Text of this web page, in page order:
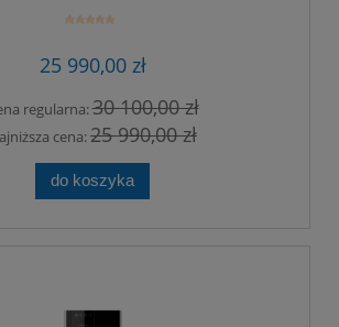
srebrny.
25 990,00 zł
regularna:30 100,00 zł
cena:25 990,00 zł
do koszyka